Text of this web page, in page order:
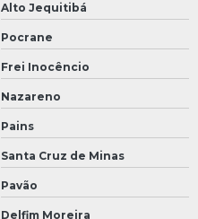
Alto Jequitibá
Pocrane
Frei Inocêncio
Nazareno
Pains
Santa Cruz de Minas
Pavão
Delfim Moreira